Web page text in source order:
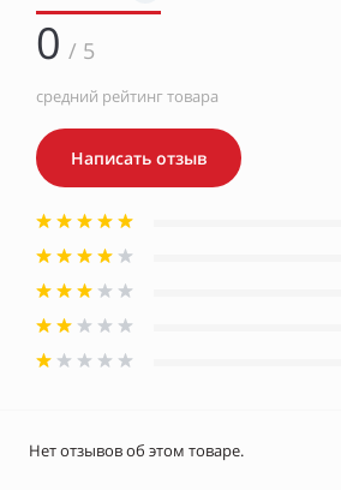
0 / 5
средний рейтинг товара
Написать отзыв
Нет отзывов об этом товаре.